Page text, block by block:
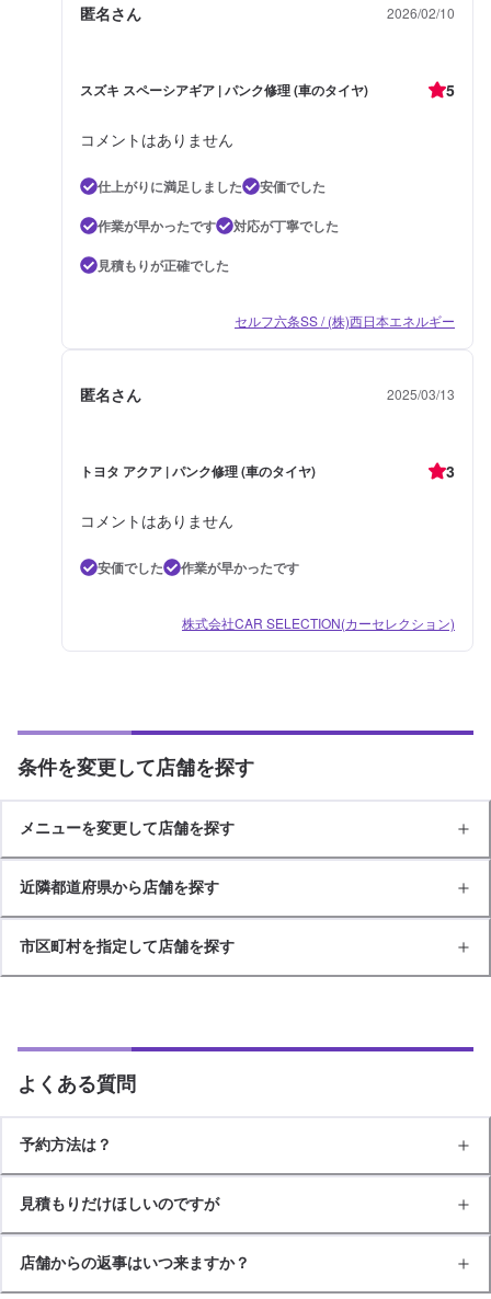
匿名さん 2026/02/10
スズキ スペーシアギア | パンク修理 (車のタイヤ) 5
コメントはありません
仕上がりに満足しました
安価でした
作業が早かったです
対応が丁寧でした
見積もりが正確でした
セルフ六条SS / (株)西日本エネルギー
匿名さん 2025/03/13
トヨタ アクア | パンク修理 (車のタイヤ) 3
コメントはありません
安価でした 作業が早かったです
株式会社CAR SELECTION(カーセレクション)
条件を変更して店舗を探す
メニューを変更して店舗を探す
近隣都道府県から店舗を探す
市区町村を指定して店舗を探す
よくある質問
予約方法は？
見積もりだけほしいのですが
店舗からの返事はいつ来ますか？